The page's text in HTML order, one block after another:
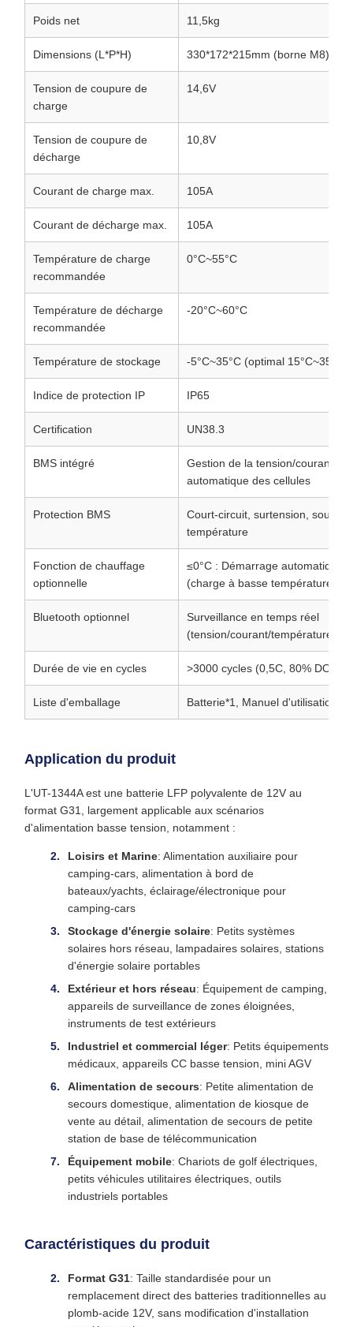
Poids net 11,5kg
Dimensions (L*P*H) 330*172*215mm (borne M8)
Tension de coupure de
charge
14,6V
Tension de coupure de
décharge
10,8V
Courant de charge max. 105A
Courant de décharge max. 105A
Température de charge
recommandée
0°C~55°C
Température de décharge
recommandée
-20°C~60°C
Température de stockage -5°C~35°C (optimal 15°C~35°C)
Indice de protection IP IP65
Certification UN38.3
BMS intégré
Gestion de la tension/courant/
automatique des cellules
Protection BMS
Court-circuit, surtension, sous-
température
Fonction de chauffage
optionnelle
≤0°C : Démarrage automatique
(charge à basse température)
Bluetooth optionnel
Surveillance en temps réel
(tension/courant/température/
Durée de vie en cycles >3000 cycles (0,5C, 80% DOD)
Liste d'emballage Batterie*1, Manuel
Application du produit
L'UT-1344A est une batterie LFP polyvalente de 12V au
format G31, largement applicable aux scénarios
d'alimentation basse tension, notamment :
Loisirs et Marine: Alimentation auxiliaire pour
camping-cars, alimentation à bord de
bateaux/yachts, éclairage/électronique pour
camping-cars
Stockage d'énergie solaire: Petits systèmes
solaires hors réseau, lampadaires solaires, stations
d'énergie solaire portables
Extérieur et hors réseau: Équipement de camping,
appareils de surveillance de zones éloignées,
instruments de test extérieurs
Industriel et commercial léger: Petits équipements
médicaux, appareils CC basse tension, mini AGV
Alimentation de secours: Petite alimentation de
secours domestique, alimentation de kiosque de
vente au détail, alimentation de secours de petite
station de base de télécommunication
Équipement mobile: Chariots de golf électriques,
petits véhicules utilitaires électriques, outils
industriels portables
Caractéristiques du produit
Format G31: Taille standardisée pour un
remplacement direct des batteries traditionnelles au
plomb-acide 12V, sans modification d'installation